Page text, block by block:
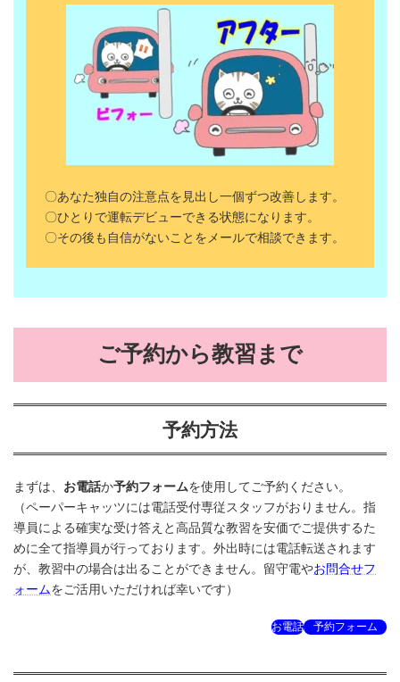
〇あなた独自の注意点を見出し一個ずつ改善します。
〇ひとりで運転デビューできる状態になります。
〇その後も自信がないことをメールで相談できます。
ご予約から教習まで
予約方法
まずは、 お電話か予約フォームを使用してご予約ください。
（ペーパーキャッツには電話受付専従スタッフがおりません。指
導員による確実な受け答えと高品質な教習を安価でご提供するた
めに全て指導員が行っております。外出時には電話転送されます
が、教習中の場合は出ることができません。留守電やお問合せフ
ォームをご活用いただければ幸いです）
お電話 予約フォーム